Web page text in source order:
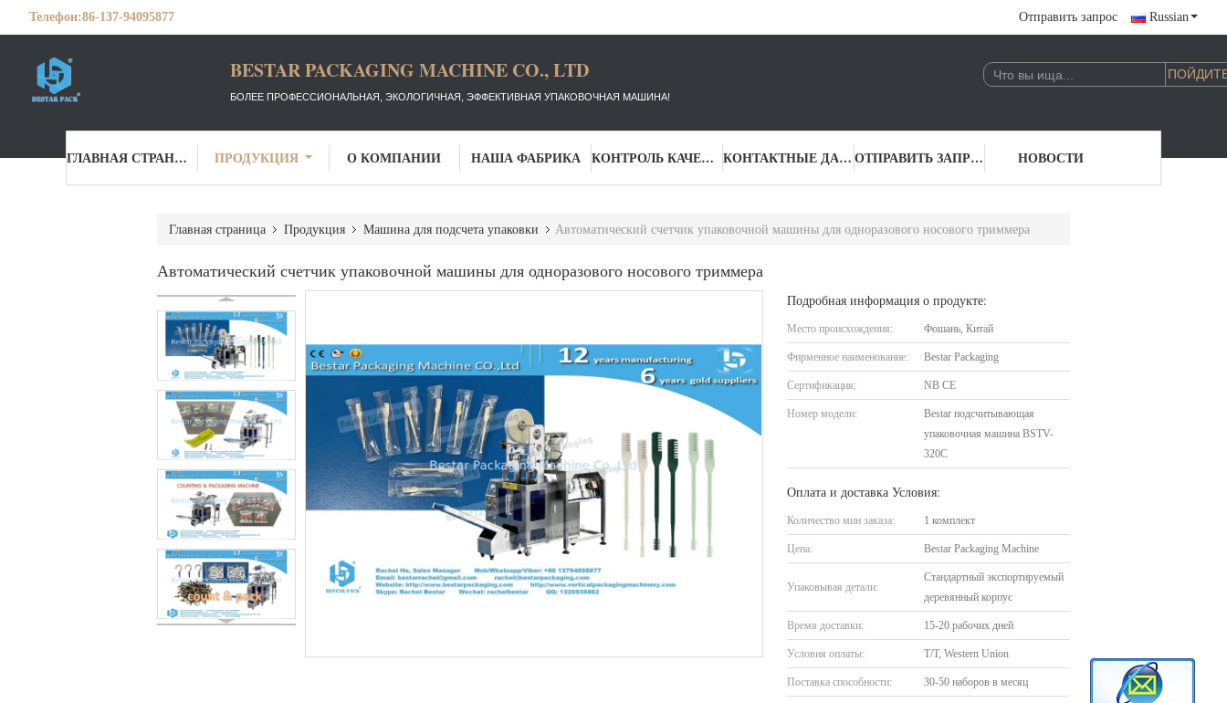
Телефон:86-137-94095877 Отправить запрос Russian
BESTAR PACKAGING MACHINE CO., LTD
БОЛЕЕ ПРОФЕССИОНАЛЬНАЯ, ЭКОЛОГИЧНАЯ, ЭФФЕКТИВНАЯ УПАКОВОЧНАЯ МАШИНА!
ГЛАВНАЯ СТРАНИЦА ПРОДУКЦИЯ О КОМПАНИИ НАША ФАБРИКА КОНТРОЛЬ КАЧЕСТВА КОНТАКТНЫЕ ДАННЫЕ ОТПРАВИТЬ ЗАПРОС НОВОСТИ
Главная страница Продукция Машина для подсчета упаковки Автоматический счетчик упаковочной машины для одноразового носового триммера
Автоматический счетчик упаковочной машины для одноразового носового триммера
Подробная информация о продукте:
Место происхождения: Фошань, Китай
Фирменное наименование: Bestar Packaging
Сертификация: NB CE
Номер модели:
Bestar подсчитывающая
упаковочная машина BSTV-
320C
Оплата и доставка Условия:
Количество мин заказа: 1 комплект
Цена: Bestar Packaging Machine
Упаковывая детали:
Стандартный экспортируемый
деревянный корпус
Время доставки: 15-20 рабочих дней
Условия оплаты: T/T, Western Union
Поставка способности: 30-50 наборов в месяц